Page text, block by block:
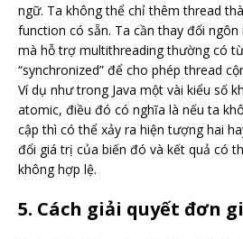
ngữ. Ta không thể chỉ thêm thread
function có sẵn. Ta cần thay đổi
mà hỗ trợ multithreading thường có
“synchronized” để cho phép thread
Ví dụ như trong Java một vài kiểu số
atomic, điều đó có nghĩa là nếu ta
cập thì có thể xảy ra hiện tượng hai
đổi giá trị của biến đó và kết quả có
không hợp lệ.
5. Cách giải quyết đơn